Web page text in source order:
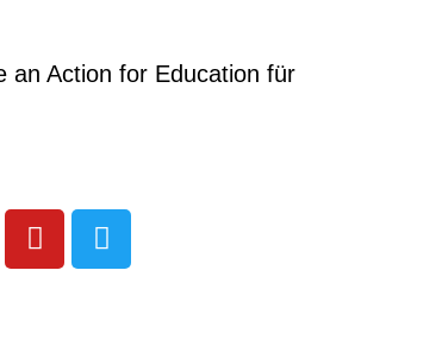
an Action for Education für